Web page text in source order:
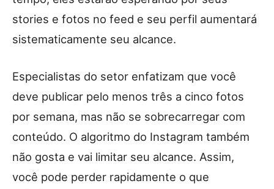
stories e fotos no feed e seu perfil aumentará
sistematicamente seu alcance.
Especialistas do setor enfatizam que você
deve publicar pelo menos três a cinco fotos
por semana, mas não se sobrecarregar com
conteúdo. O algoritmo do Instagram também
não gosta e vai limitar seu alcance. Assim,
você pode perder rapidamente o que